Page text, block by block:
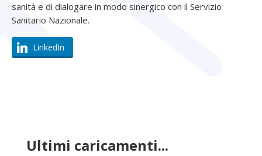
sanità e di dialogare in modo sinergico con il Servizio
Sanitario Nazionale.
LinkedIn
Ultimi caricamenti...